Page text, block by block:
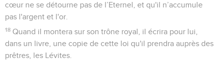
cœur ne se détourne pas de l’Eternel, et qu'il n’accumule
pas l'argent et l'or.
18 Quand il montera sur son trône royal, il écrira pour lui,
dans un livre, une copie de cette loi qu'il prendra auprès des
prêtres, les Lévites.